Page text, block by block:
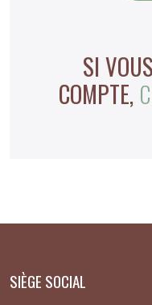
SI
COMPTE,
SIÈGE SOCIAL